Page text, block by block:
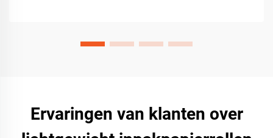
Ervaringen van klanten over